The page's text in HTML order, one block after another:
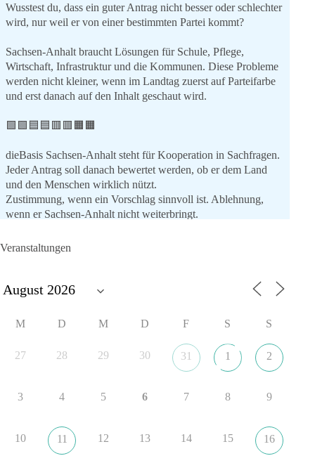
Wusstest du, dass ein guter Antrag nicht besser oder schlechter
wird, nur weil er von einer bestimmten Partei kommt?
Sachsen-Anhalt braucht Lösungen für Schule, Pflege,
Wirtschaft, Infrastruktur und die Kommunen. Diese Probleme
werden nicht kleiner, wenn im Landtag zuerst auf Parteifarbe
und erst danach auf den Inhalt geschaut wird.
🟩🟩🟦🟦🟥🟥🟧🟧
dieBasis Sachsen-Anhalt steht für Kooperation in Sachfragen.
Jeder Antrag soll danach bewertet werden, ob er dem Land
und den Menschen wirklich nützt.
Zustimmung, wenn ein Vorschlag sinnvoll ist. Ablehnung,
wenn er Sachsen-Anhalt nicht weiterbringt.
💬 Was ist dir wichtiger: der Absender eines Antrags oder das
#dieBasis #sachsenanhalt
👉 Folgen:
1 Tag zuvor
Veranstaltungen
M D M D F S S
27 28 29 30 31 1 2
3 4 5 6 7 8 9
10 11 12 13 14 15 16